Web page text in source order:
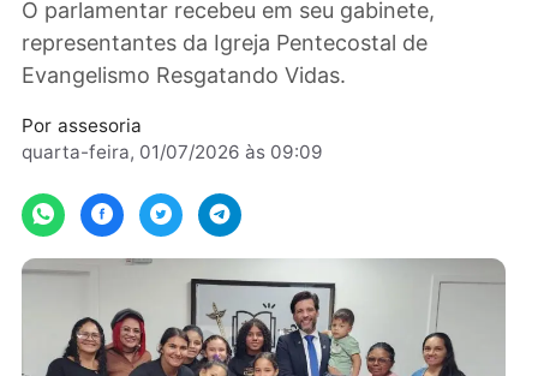
O parlamentar recebeu em seu gabinete,
representantes da Igreja Pentecostal de
Evangelismo Resgatando Vidas.
quarta-feira, 01/07/2026 às 09:09